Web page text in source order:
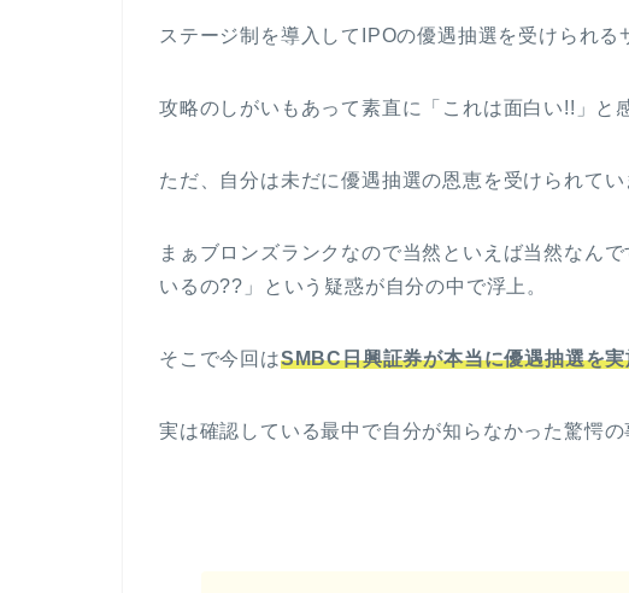
ステージ制を導入してIPOの優遇抽選を受けられる
攻略のしがいもあって素直に「これは面白い!!」と
ただ、自分は未だに優遇抽選の恩恵を受けられてい
まぁブロンズランクなので当然といえば当然なん
いるの??」という疑惑が自分の中で浮上。
そこで今回はSMBC日興証券が本当に優遇抽選を
実は確認している最中で自分が知らなかった驚愕の